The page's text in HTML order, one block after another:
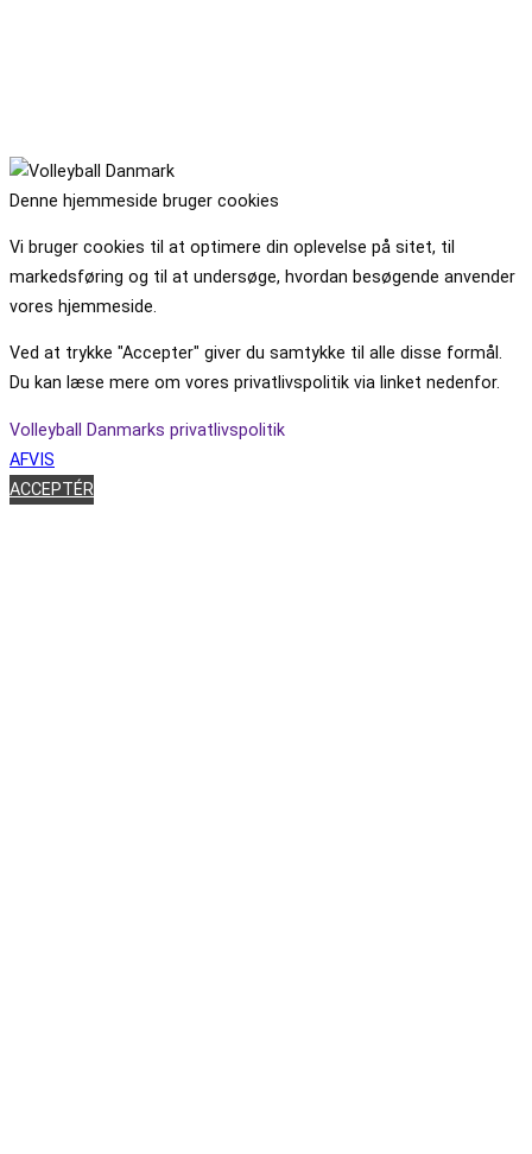
Denne hjemmeside bruger cookies
Vi bruger cookies til at optimere din oplevelse på sitet, til
markedsføring og til at undersøge, hvordan besøgende anvender
vores hjemmeside.
Ved at trykke "Accepter" giver du samtykke til alle disse formål.
Du kan læse mere om vores privatlivspolitik via linket nedenfor.
Volleyball Danmarks privatlivspolitik
AFVIS
ACCEPTÉR